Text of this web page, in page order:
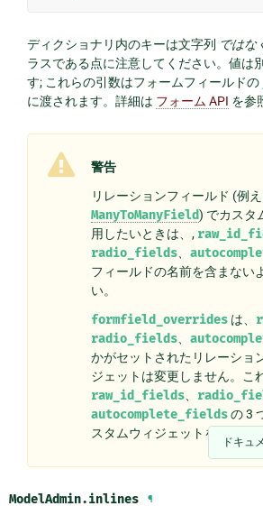
ドキュ
ディクショナリ内のキーは文字列 ではな
ラスである点に注意してください。値は
す; これらの引数はフォームフィールドの
に渡されます。詳細は フォーム API を参
警告
リレーションフィールド (例
ManyToManyField) でカスタ
用したいときは、,
radio_fields、
フィールドの名前を含まない
い。
formfield_overridesは、
radio_fields、
かがセットされたリレーショ
ジェットは変更しません。こ
raw_id_fields、
autocomplete_fieldsの 3
スタムウィジェットを暗示す
ModelAdmin.inlines ¶